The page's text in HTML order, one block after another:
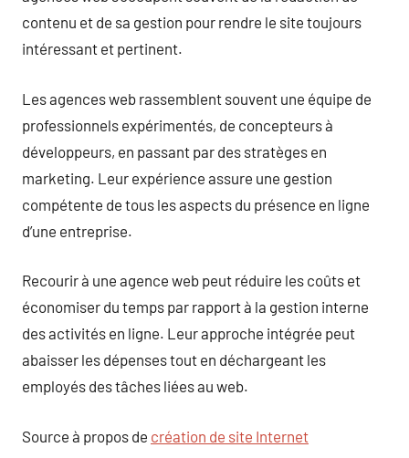
contenu et de sa gestion pour rendre le site toujours
intéressant et pertinent.
Les agences web rassemblent souvent une équipe de
professionnels expérimentés, de concepteurs à
développeurs, en passant par des stratèges en
marketing. Leur expérience assure une gestion
compétente de tous les aspects du présence en ligne
d’une entreprise.
Recourir à une agence web peut réduire les coûts et
économiser du temps par rapport à la gestion interne
des activités en ligne. Leur approche intégrée peut
abaisser les dépenses tout en déchargeant les
employés des tâches liées au web.
Source à propos de création de site Internet